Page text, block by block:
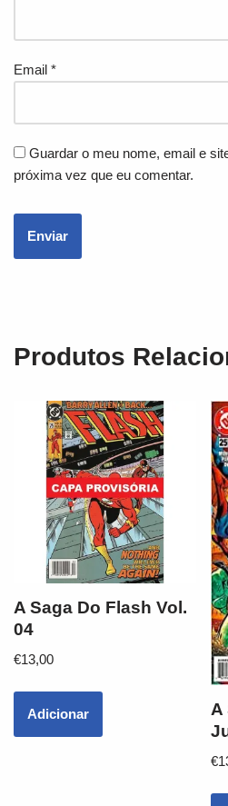
Email *
Guardar o meu nome, email e
próxima vez que eu comentar.
Produtos
A Saga Do Flash Vol.
04
€13,00
Adicionar
A
€